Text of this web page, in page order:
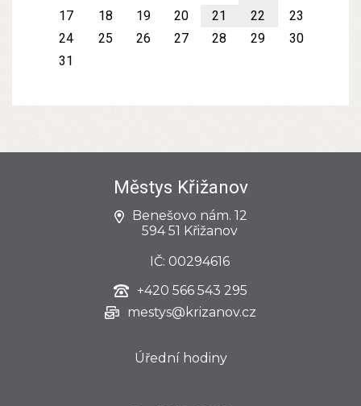
17
18 19 20 21 22
23
24
25 26 27 28 29
30
31
Městys Křižanov
Benešovo nám. 12
594 51 Křižanov
IČ: 00294616
+420 566 543 295
mestys@krizanov.cz
Úřední hodiny